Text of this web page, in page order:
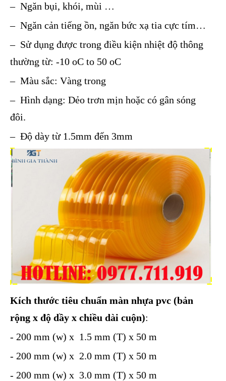
– Ngăn bụi, khói, mùi …
– Ngăn cản tiếng ồn, ngăn bức xạ tia cực tím…
– Sử dụng được trong điều kiện nhiệt độ thông
thường từ: -10 oC to 50 oC
– Màu sắc: Vàng trong
– Hình dạng: Dẻo trơn mịn hoặc có gân sóng
đôi.
– Độ dày từ 1.5mm đến 3mm
Kích thước tiêu chuẩn màn nhựa pvc (bản
rộng x độ dầy x chiều dài cuộn):
- 200 mm (w) x 1.5 mm (T) x 50 m
- 200 mm (w) x 2.0 mm (T) x 50 m
- 200 mm (w) x 3.0 mm (T) x 50 m